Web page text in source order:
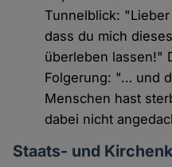
Tunnelblick:
dass du mich
überleben lassen!"
Folgerung: "… und
Menschen hast
dabei nicht
Staats- und